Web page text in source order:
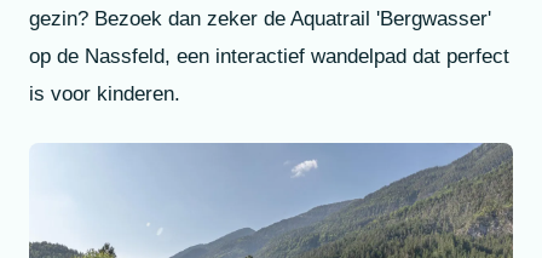
gezin? Bezoek dan zeker de Aquatrail 'Bergwasser'
op de Nassfeld, een interactief wandelpad dat perfect
is voor kinderen.